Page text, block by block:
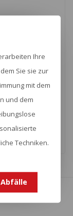
van UTAC
alle soorten
helmen
Ihre
Sie sie zur
mit dem
und dem
Techniken.
Abfälle